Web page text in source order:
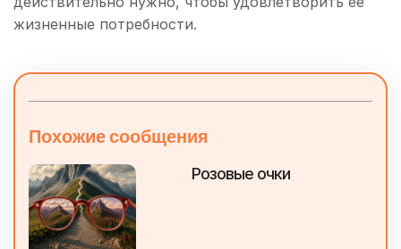
жизненные потребности.
Похожие сообщения
Розовые очки